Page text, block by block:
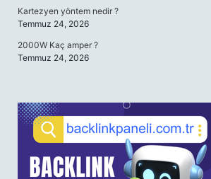
Kartezyen yöntem nedir ?
Temmuz 24, 2026
2000W Kaç amper ?
Temmuz 24, 2026